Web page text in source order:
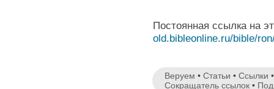
Постоянная ссылка на
old.bibleonline.ru/bible/
Веруем • Статьи • Ссылки
Сокращатель ссылок •